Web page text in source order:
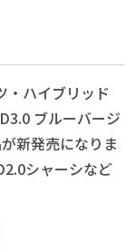
・ハイブリッド
ブルーバージ
新発売になりま
シャーシなど